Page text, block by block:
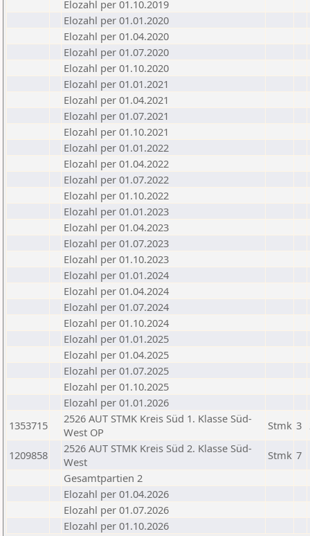
Elozahl per 01.10.2019
Elozahl per 01.01.2020
Elozahl per 01.04.2020
Elozahl per 01.07.2020
Elozahl per 01.10.2020
Elozahl per 01.01.2021
Elozahl per 01.04.2021
Elozahl per 01.07.2021
Elozahl per 01.10.2021
Elozahl per 01.01.2022
Elozahl per 01.04.2022
Elozahl per 01.07.2022
Elozahl per 01.10.2022
Elozahl per 01.01.2023
Elozahl per 01.04.2023
Elozahl per 01.07.2023
Elozahl per 01.10.2023
Elozahl per 01.01.2024
Elozahl per 01.04.2024
Elozahl per 01.07.2024
Elozahl per 01.10.2024
Elozahl per 01.01.2025
Elozahl per 01.04.2025
Elozahl per 01.07.2025
Elozahl per 01.10.2025
Elozahl per 01.01.2026
1353715
2526 AUT STMK Kreis Süd 1. Klasse Süd-
West OP
Stmk 3
1209858
2526 AUT STMK Kreis Süd 2. Klasse Süd-
West
Stmk 7
Gesamtpartien 2
Elozahl per 01.04.2026
Elozahl per 01.07.2026
Elozahl per 01.10.2026